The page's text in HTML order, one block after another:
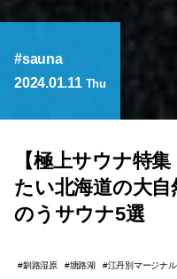
sauna
2024.01.11 Thu
【極上サウナ特
たい北海道の大
のうサウナ5選
釧路湿原 塘路湖 江丹別マージナ